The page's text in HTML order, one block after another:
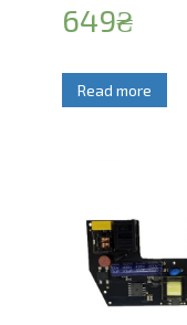
649₴
Read more